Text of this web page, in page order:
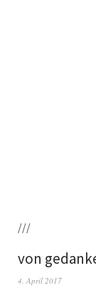
///
von
4. April 2017